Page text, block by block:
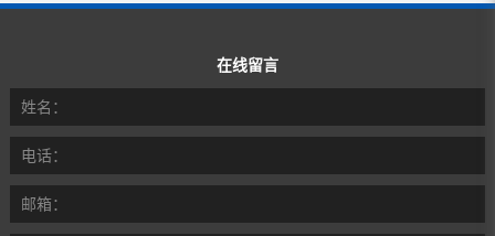
在线留言
姓名：
电话：
邮箱：